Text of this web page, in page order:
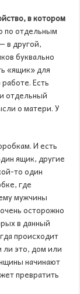
в котором
по отдельным
в другой,
буквально
«ящик» для
Есть
отдельный
о матери. У
И есть
ящик, другие
то один
где
мужчины
осторожно
в данный
происходит
ли это, дом или
начинают
превратить